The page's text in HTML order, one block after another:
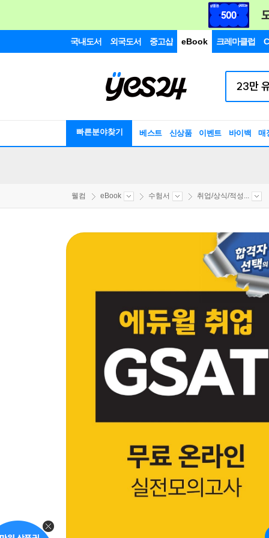
국내도서 외국도서 중고샵 eBook 크레마클럽
빠른분야찾기 베스트 신상품 이벤트 바이백 매
웰컴 eBook 수험서 취업/상식/적성...